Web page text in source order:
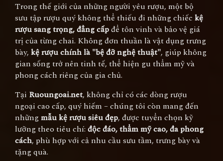
Trong thế giới của những người yêu rượu, một bộ
sưu tập rượu quý không thể thiếu đi những chiếc kệ
rượu sang trọng, đẳng cấpđể tôn vinh và bảo vệ giá
trị của từng chai. Không đơn thuần là vật dụng trưng
bày, kệ rượu chính là "bệ đỡ nghệ thuật", giúp không
gian sống trở nên tinh tế, thể hiện gu thẩm mỹ và
phong cách riêng của gia chủ.
Tại Ruoungoai.net, không chỉ có các dòng rượu
ngoại cao cấp, quý hiếm – chúng tôi còn mang đến
nhữngmẫu kệ rượu siêu đẹp, được tuyển chọn kỹ
lưỡng theo tiêu chí: độc đáo, thẩm mỹ cao, đa phong
cách, phù hợp với cả nhu cầu sưu tầm, trưng bày và
tặng quà.